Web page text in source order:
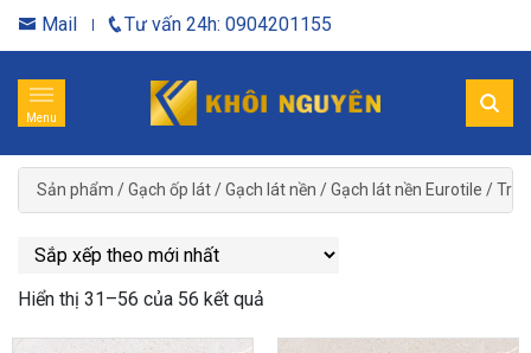
Mail Tư vấn 24h: 0904201155
Menu
Sản phẩm /Gạch ốp lát/Gạch lát nền /Gạch lát nền Eurotile /
Hiển thị 31–56 của 56 kết quả